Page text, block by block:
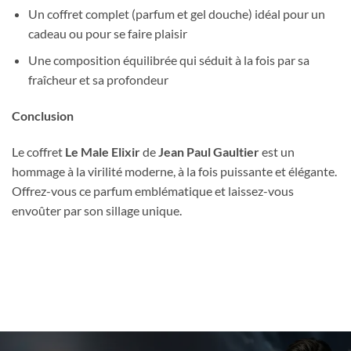
Un coffret complet (parfum et gel douche) idéal pour un
cadeau ou pour se faire plaisir
Une composition équilibrée qui séduit à la fois par sa
fraîcheur et sa profondeur
Conclusion
Le coffret Le Male Elixirde Jean Paul Gaultierest un
hommage à la virilité moderne, à la fois puissante et élégante.
Offrez-vous ce parfum emblématique et laissez-vous
envoûter par son sillage unique.